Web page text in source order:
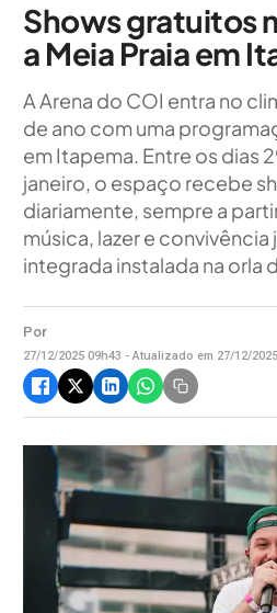
Shows gratuitos
a Meia Praia em
A Arena do COI entra no
de ano com uma
em Itapema. Entre os dias
janeiro, o espaço recebe
diariamente, sempre a
música, lazer e convivência
integrada instalada na orla
Por
27/12/2025 09h43 - Atualizado em 27/12/